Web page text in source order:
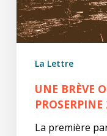
Proserpine
2/2
La Lettre
UNE BRÈVE
La première